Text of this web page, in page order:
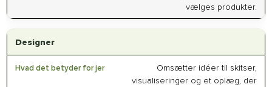
vælges produkter.
Designer
Omsætter idéer til skitser,
visualiseringer og et oplæg, der